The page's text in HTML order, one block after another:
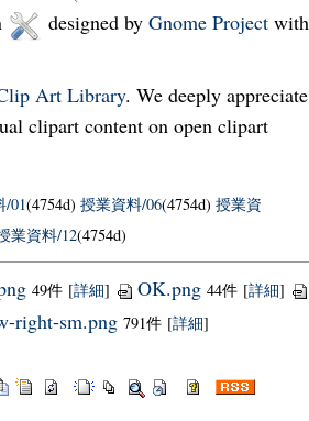
designed by Gnome Project with
Art Library. We deeply appreciate
clipart content on open clipart
/01(4754d) 授業資料/06(4754d) 授業資
業資料/12(4754d)
49件 [詳細] OK.png 44件 [詳細]
right-sm.png 791件 [詳細]